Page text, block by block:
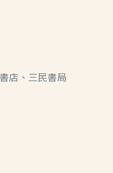
店、三民書局